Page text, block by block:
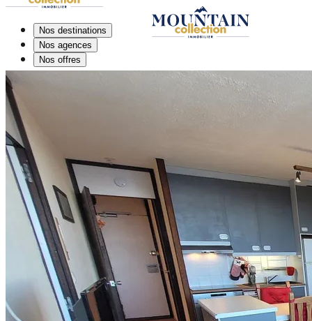
Nos destinations
Nos agences
Nos offres